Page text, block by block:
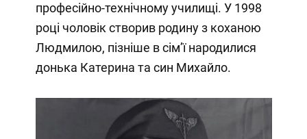
професійно-технічному училищі. У 1998
році чоловік створив родину з коханою
Людмилою, пізніше в сім’ї народилися
донька Катерина та син Михайло.